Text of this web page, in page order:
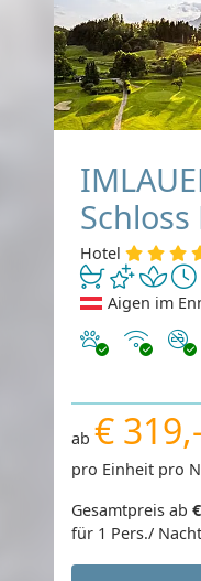
Hotel
Aigen im
Haustiere erlaubt
Internet
ab € 319,-
pro Einheit pro
Gesamtpreis ab
für 1 Pers./ Nacht